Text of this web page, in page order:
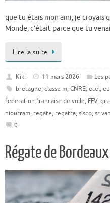
que tu étais mon ami, je croyais
Monde, c’était parce que tu
Lire la suite
Kiki 11 mars 2026 Les
bretagne, classe m, CNRE, etel,
federation francaise de voile, FFV,
nioutram, regate, regatta, sisco, sr
0
Régate de